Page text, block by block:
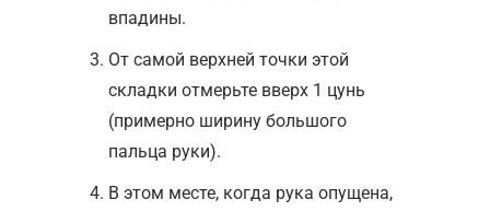
впадины.
От самой верхней точки этой
складки отмерьте вверх 1 цунь
(примерно ширину большого
пальца руки).
В этом месте, когда рука опущена,